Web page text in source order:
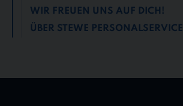
WIR FREUEN UNS AUF DICH!
ÜBER STEWE PERSONALSERVICE